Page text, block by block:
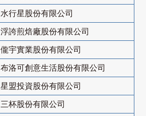
水行星股份有限公司
浮誇煎焙廠股份有限公司
儱宇實業股份有限公司
布洛可創意生活股份有限公司
星盟投資股份有限公司
三杯股份有限公司